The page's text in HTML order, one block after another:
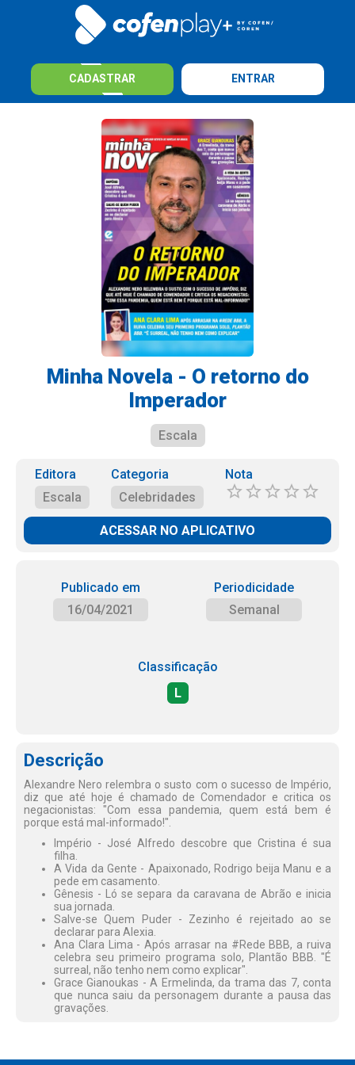
CADASTRAR ENTRAR
Minha Novela - O retorno do
Imperador
Escala
Editora
Escala
Categoria
Celebridades
Nota
ACESSAR NO APLICATIVO
Publicado em
16/04/2021
Periodicidade
Semanal
Classificação
L
Descrição
Alexandre Nero relembra o susto com o sucesso de Império,
diz que até hoje é chamado de Comendador e critica os
negacionistas: "Com essa pandemia, quem está bem é
porque está mal-informado!".
Império - José Alfredo descobre que Cristina é sua
filha.
A Vida da Gente - Apaixonado, Rodrigo beija Manu e a
pede em casamento.
Gênesis - Ló se separa da caravana de Abrão e inicia
sua jornada.
Salve-se Quem Puder - Zezinho é rejeitado ao se
declarar para Alexia.
Ana Clara Lima - Após arrasar na #Rede BBB, a ruiva
celebra seu primeiro programa solo, Plantão BBB. "É
surreal, não tenho nem como explicar".
Grace Gianoukas - A Ermelinda, da trama das 7, conta
que nunca saiu da personagem durante a pausa das
gravações.